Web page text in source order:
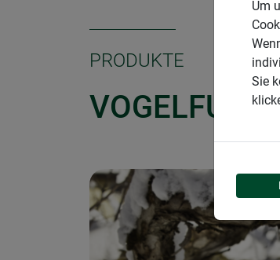
PRODUKTE
Um
Sie